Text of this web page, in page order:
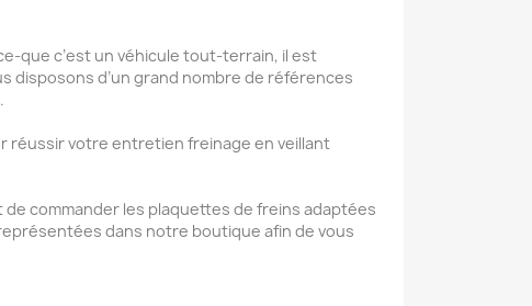
que c’est un véhicule tout-terrain, il est
disposons d’un grand nombre de références
.
réussir votre entretien freinage en veillant
commander les plaquettes de freins adaptées
dans notre boutique afin de vous